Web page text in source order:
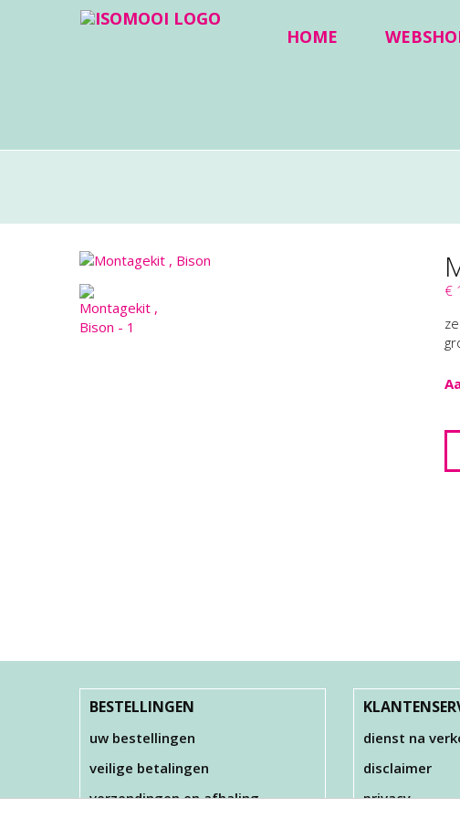
HOME
€
BESTELLINGEN
uw bestellingen
veilige betalingen
verzendingen en afhaling
dienst na
disclaimer
privacy